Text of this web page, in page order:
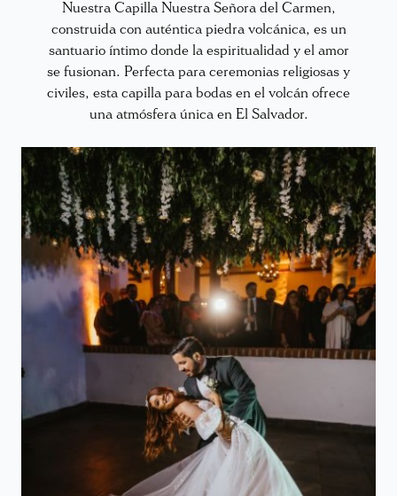
Nuestra Capilla Nuestra Señora del Carmen,
construida con auténtica piedra volcánica, es un
santuario íntimo donde la espiritualidad y el amor
se fusionan. Perfecta para ceremonias religiosas y
civiles, esta capilla para bodas en el volcán ofrece
una atmósfera única en El Salvador.